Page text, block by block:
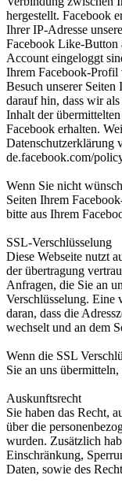
hergestellt. Facebook
Ihrer IP-Adresse
Facebook Like-Button
Account eingeloggt
Ihrem Facebook-Profil
Besuch unserer
darauf hin, dass wir
Inhalt der
Facebook erhalten.
Datenschutzerklärung
de.facebook.com/
Wenn Sie nicht
Seiten Ihrem
bitte aus Ihrem
SSL-Verschlüsselung
Diese Webseite nutzt
der übertragung
Anfragen, die Sie an
Verschlüsselung. Eine
daran, dass die
wechselt und an dem
Wenn die SSL
Sie an uns
Auskunftsrecht
Sie haben das Recht,
über die
wurden. Zusätzlich
Einschränkung,
Daten, sowie des